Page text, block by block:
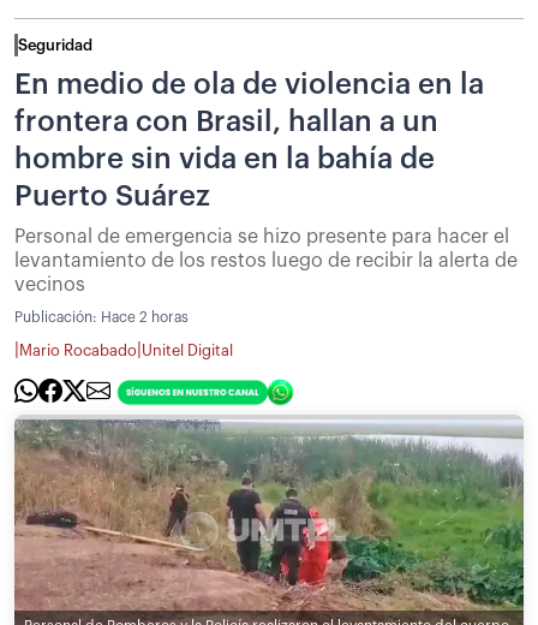
Seguridad
En medio de ola de violencia en la
frontera con Brasil, hallan a un
hombre sin vida en la bahía de
Puerto Suárez
Personal de emergencia se hizo presente para hacer el
levantamiento de los restos luego de recibir la alerta de
vecinos
Publicación: Hace 2 horas
Mario Rocabado Unitel Digital